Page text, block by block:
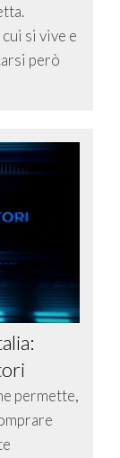
si vive e
però
permette,